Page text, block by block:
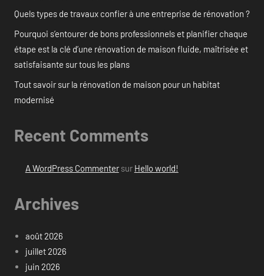
Quels types de travaux confier à une entreprise de rénovation ?
Pourquoi s’entourer de bons professionnels et planifier chaque
étape est la clé d’une rénovation de maison fluide, maîtrisée et
satisfaisante sur tous les plans
Tout savoir sur la rénovation de maison pour un habitat
modernisé
Recent Comments
A WordPress Commentersur Hello world!
Archives
août 2026
juillet 2026
juin 2026